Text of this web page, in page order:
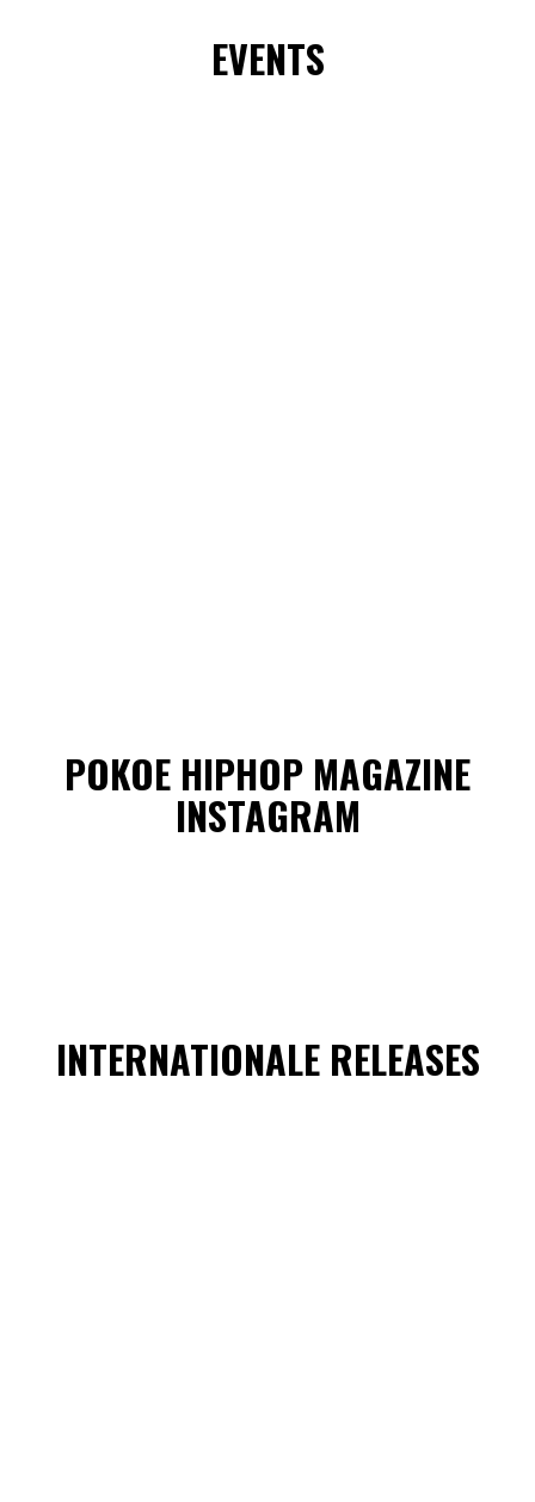
EVENTS
POKOE HIPHOP MAGAZINE
INSTAGRAM
INTERNATIONALE RELEASES